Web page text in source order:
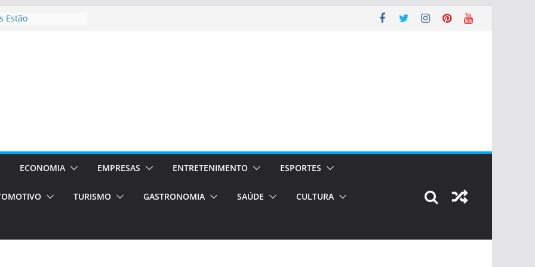
Estão
em Porto
de transfer,
de alto padrão
bolsas –
o segundo
únicas e
de volta!
ECONOMIA EMPRESAS ENTRETENIMENTO ESPORTES
TURISMO GASTRONOMIA SAÚDE CULTURA